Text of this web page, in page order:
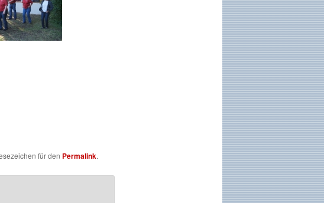
für den Permalink.